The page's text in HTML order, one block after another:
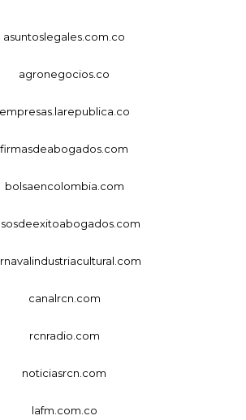
asuntoslegales.com.co
agronegocios.co
empresas.larepublica.co
firmasdeabogados.com
bolsaencolombia.com
canalrcn.com
rcnradio.com
noticiasrcn.com
lafm.com.co